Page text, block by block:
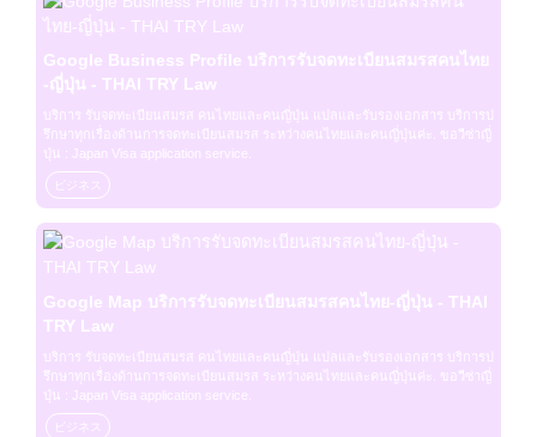
Google Business Profile บริการรับจดทะเบียนสมรสคนไทย
-ญี่ปุ่น - THAI TRY Law
บริการ รับจดทะเบียนสมรส คนไทยและคนญี่ปุ่น แปลและรับรองเอกสาร บริการป
รึกษาทุกเรื่องด้านการจดทะเบียนสมรส ระหว่างคนไทยและคนญี่ปุ่นค่ะ. ขอวีซ่าญี่
ปุ่น : Japan Visa application service.
ビジネス
Google Map บริการรับจดทะเบียนสมรสคนไทย-ญี่ปุ่น - THAI
TRY Law
บริการ รับจดทะเบียนสมรส คนไทยและคนญี่ปุ่น แปลและรับรองเอกสาร บริการป
รึกษาทุกเรื่องด้านการจดทะเบียนสมรส ระหว่างคนไทยและคนญี่ปุ่นค่ะ. ขอวีซ่าญี่
ปุ่น : Japan Visa application service.
ビジネス